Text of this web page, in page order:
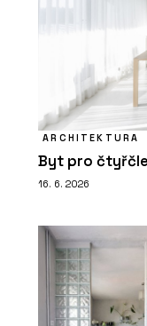
ARCHITEKTURA
Byt pro
16. 6. 2026